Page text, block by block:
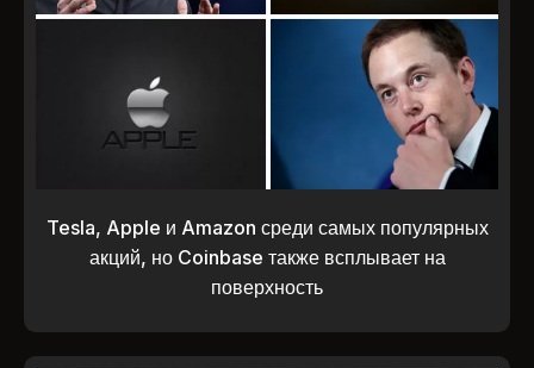
Tesla, Apple и Amazon среди самых популярных
акций, но Coinbase также всплывает на
поверхность